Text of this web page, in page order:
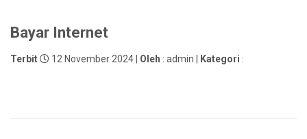
Bayar Internet
Terbit 12 November 2024 | Oleh : admin | Kategori :